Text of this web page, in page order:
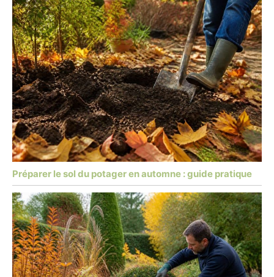
Préparer le sol du potager en automne : guide pratique